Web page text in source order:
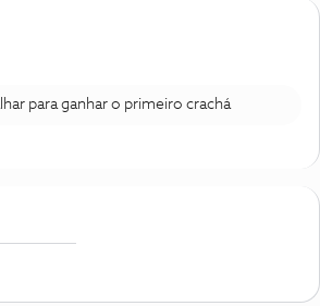
para ganhar o primeiro crachá